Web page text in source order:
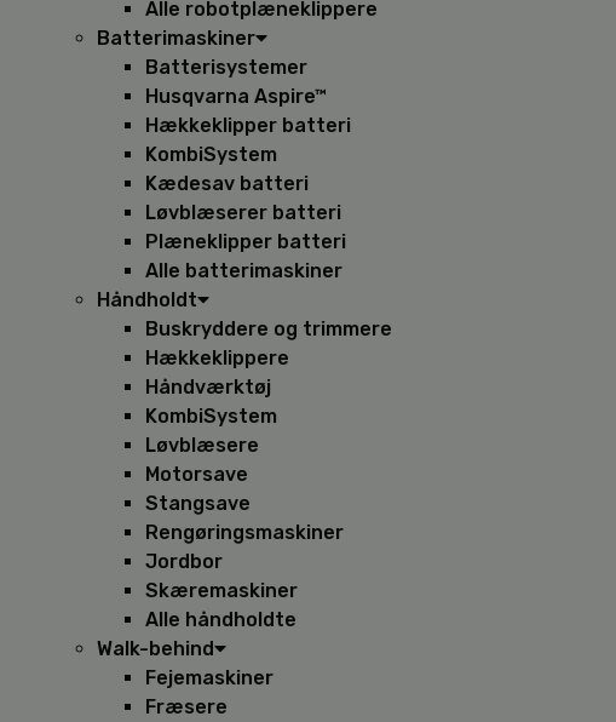
Alle robotplæneklippere
Batterimaskiner
Batterisystemer
Husqvarna Aspire™
Hækkeklipper batteri
KombiSystem
Kædesav batteri
Løvblæserer batteri
Plæneklipper batteri
Alle batterimaskiner
Håndholdt
Buskryddere og trimmere
Hækkeklippere
Håndværktøj
KombiSystem
Løvblæsere
Motorsave
Stangsave
Rengøringsmaskiner
Jordbor
Skæremaskiner
Alle håndholdte
Walk-behind
Fejemaskiner
Fræsere